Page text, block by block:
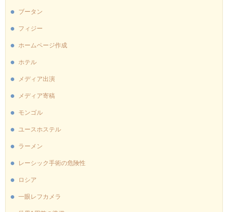
ブータン
フィジー
ホームページ作成
ホテル
メディア出演
メディア寄稿
モンゴル
ユースホステル
ラーメン
レーシック手術の危険性
ロシア
一眼レフカメラ